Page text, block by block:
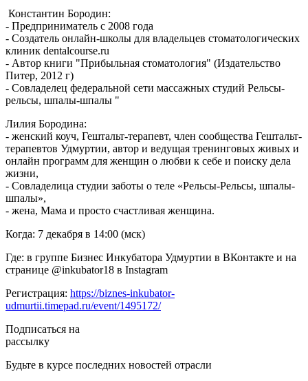
Константин Бородин:
- Предприниматель с 2008 года
- Создатель онлайн-школы для владельцев стоматологических
клиник dentalcourse.ru
- Автор книги "Прибыльная стоматология" (Издательство
Питер, 2012 г)
- Совладелец федеральной сети массажных студий Рельсы-
рельсы, шпалы-шпалы "
Лилия Бородина:
- женский коуч, Гештальт-терапевт, член сообщества Гештальт-
терапевтов Удмуртии, автор и ведущая тренинговых живых и
онлайн программ для женщин о любви к себе и поиску дела
жизни,
- Совладелица студии заботы о теле «Рельсы-Рельсы, шпалы-
шпалы»,
- жена, Мама и просто счастливая женщина.
Когда: 7 декабря в 14:00 (мск)
Где: в группе Бизнес Инкубатора Удмуртии в ВКонтакте и на
странице @inkubator18 в Instagram
Регистрация: https://biznes-inkubator-
udmurtii.timepad.ru/event/1495172/
Подписаться на
рассылку
Будьте в курсе последних новостей отрасли